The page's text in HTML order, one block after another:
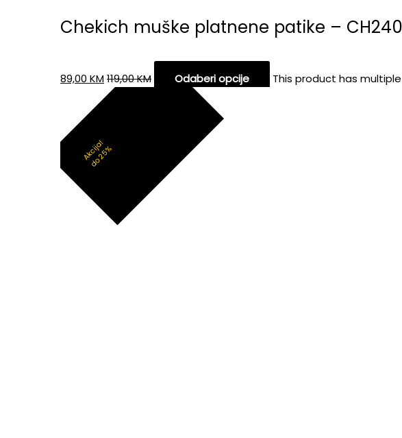
Chekich muške platnene patike –
89,00 KM119,00KM Odaberi opcije This product has
Akcija!
do 25%